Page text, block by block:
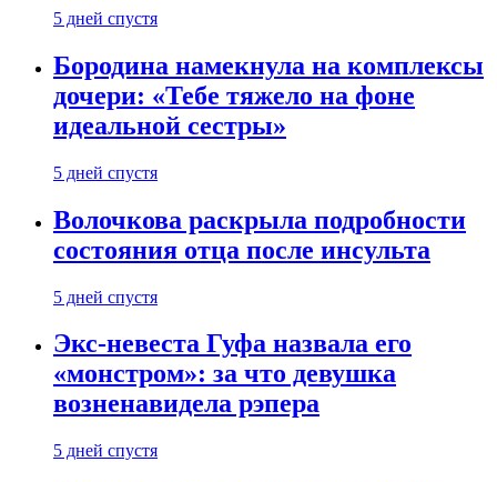
5 дней спустя
Бородина намекнула на комплексы
дочери: «Тебе тяжело на фоне
идеальной сестры»
5 дней спустя
Волочкова раскрыла подробности
состояния отца после инсульта
5 дней спустя
Экс-невеста Гуфа назвала его
«монстром»: за что девушка
возненавидела рэпера
5 дней спустя